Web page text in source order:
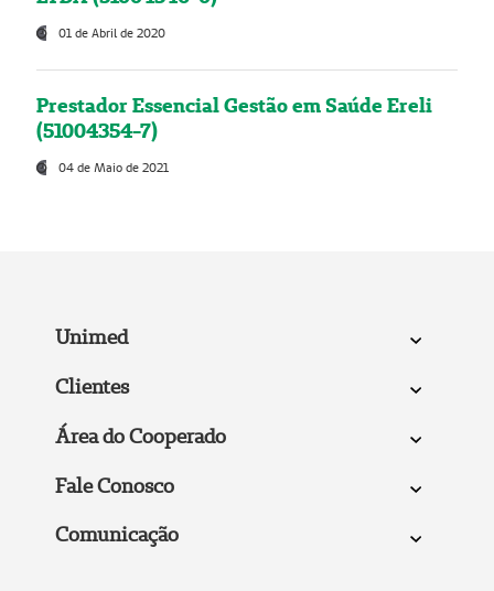
01 de Abril de 2020
Prestador Essencial Gestão em Saúde Ereli
(51004354-7)
04 de Maio de 2021
Unimed
Clientes
Área do Cooperado
Fale Conosco
Comunicação